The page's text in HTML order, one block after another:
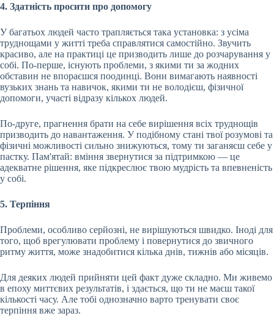
4. Здатність просити про допомогу
У багатьох людей часто трапляється така установка: з усіма
труднощами у житті треба справлятися самостійно. Звучить
красиво, але на практиці це призводить лише до розчарування у
собі. По-перше, існують проблеми, з якими ти за жодних
обставин не впораєшся поодинці. Вони вимагають наявності
вузьких знань та навичок, якими ти не володієш, фізичної
допомоги, участі відразу кількох людей.
По-друге, прагнення брати на себе вирішення всіх труднощів
призводить до навантаження. У подібному стані твої розумові та
фізичні можливості сильно знижуються, тому ти заганяєш себе у
пастку. Пам'ятай: вміння звернутися за підтримкою — це
адекватне рішення, яке підкреслює твою мудрість та впевненість
у собі.
5. Терпіння
Проблеми, особливо серйозні, не вирішуються швидко. Іноді для
того, щоб врегулювати проблему і повернутися до звичного
ритму життя, може знадобитися кілька днів, тижнів або місяців.
Для деяких людей прийняти цей факт дуже складно. Ми живемо
в епоху миттєвих результатів, і здається, що ти не маєш такої
кількості часу. Але тобі однозначно варто тренувати своє
терпіння вже зараз.